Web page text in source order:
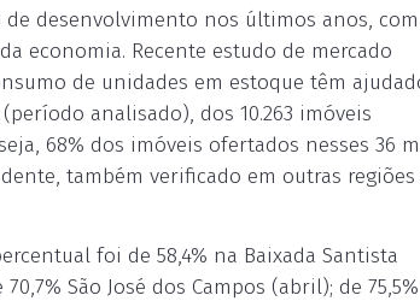
desenvolvimento nos últimos anos,
economia. Recente estudo de mercado
de unidades em estoque têm
analisado), dos 10.263 imóveis
68% dos imóveis ofertados nesses 36
também verificado em outras
foi de 58,4% na Baixada Santista
São José dos Campos (abril); de